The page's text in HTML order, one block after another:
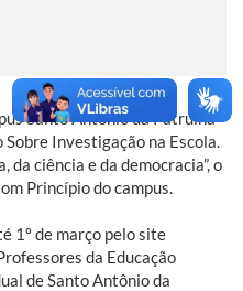
Santo Antônio da Patrulha
Sobre Investigação na Escola.
da ciência e da democracia”, o
Princípio do campus.
1º de março pelo site
da Educação
de Santo Antônio da